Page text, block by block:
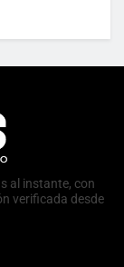
al instante, con
verificada desde